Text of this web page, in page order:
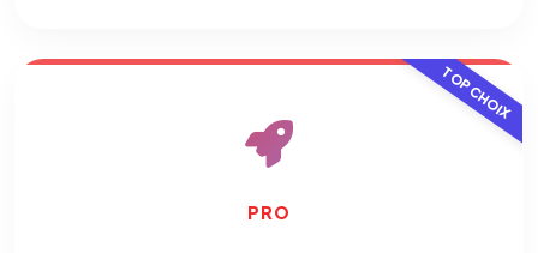
TOP CHOIX
PRO